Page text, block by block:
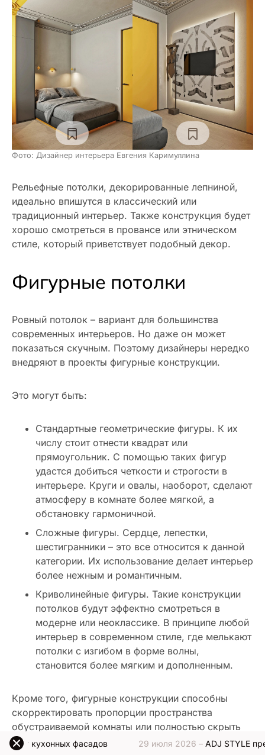
Фото: Дизайнер интерьера Евгения Каримуллина
Рельефные потолки, декорированные лепниной,
идеально впишутся в классический или
традиционный интерьер. Также конструкция будет
хорошо смотреться в провансе или этническом
стиле, который приветствует подобный декор.
Фигурные потолки
Ровный потолок – вариант для большинства
современных интерьеров. Но даже он может
показаться скучным. Поэтому дизайнеры нередко
внедряют в проекты фигурные конструкции.
Это могут быть:
Стандартные геометрические фигуры. К их
числу стоит отнести квадрат или
прямоугольник. С помощью таких фигур
удастся добиться четкости и строгости в
интерьере. Круги и овалы, наоборот, сделают
атмосферу в комнате более мягкой, а
обстановку гармоничной.
Сложные фигуры. Сердце, лепестки,
шестигранники – это все относится к данной
категории. Их использование делает интерьер
более нежным и романтичным.
Криволинейные фигуры. Такие конструкции
потолков будут эффектно смотреться в
модерне или неоклассике. В принципе любой
интерьер в современном стиле, где мелькают
потолки с изгибом в форме волны,
становится более мягким и дополненным.
Кроме того, фигурные конструкции способны
скорректировать пропорции пространства
обустраиваемой комнаты или полностью скрыть
недостатки потолка в спальне.
фасадов 29 июля 2026 –ADJ STYLE